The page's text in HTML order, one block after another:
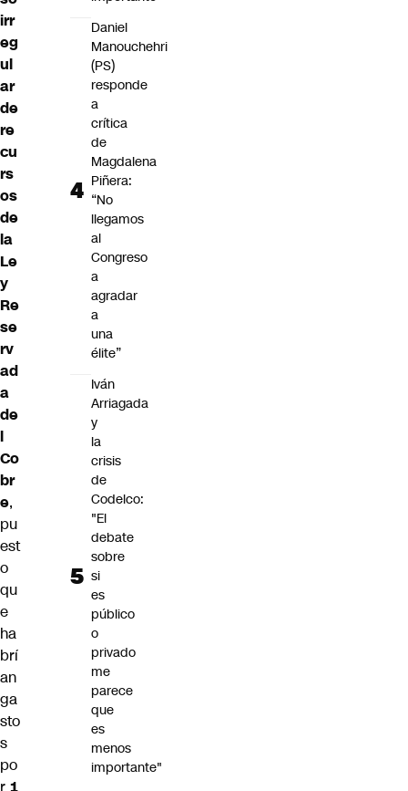
irr
eg
ul
ar
de
re
cu
rs
os
de
la
Le
y
Re
se
rv
ad
a
de
l
Co
br
e,
pu
est
o
qu
e
ha
brí
an
ga
sto
s
po
r 1
Daniel
Manouchehri
(PS)
responde
a
crítica
de
Magdalena
Piñera:
“No
llegamos
al
Congreso
a
agradar
a
una
élite”
Iván
Arriagada
y
la
crisis
de
Codelco:
"El
debate
sobre
si
es
público
o
privado
me
parece
que
es
menos
importante"